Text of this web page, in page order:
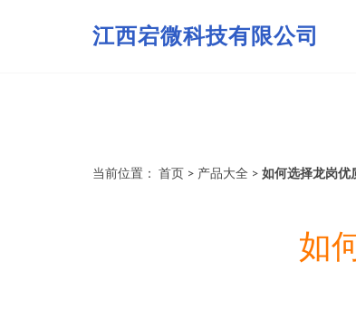
江西宕微科技有限公司
当前位置： 首页 > 产品大全 > 如何选择龙岗优
如